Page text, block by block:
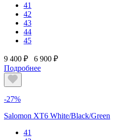
41
42
43
44
45
9 400 ₽
6 900 ₽
Подробнее
-27%
Salomon XT6 White/Black/Green
41